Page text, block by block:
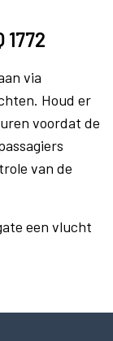
via
Houd er
voordat de
van de
een vlucht